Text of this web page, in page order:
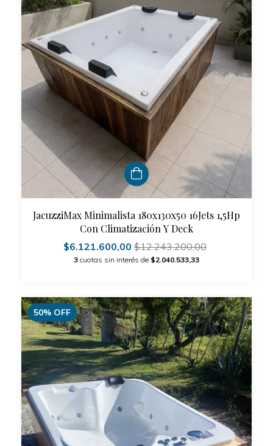
JacuzziMax Minimalista 180x130x50 16Jets 1,5Hp
Con Climatización Y Deck
$6.121.600,00 $12.243.200,00
3 cuotas sin interés de $2.040.533,33
50% OFF